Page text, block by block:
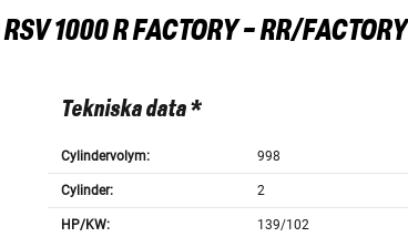
RSV 1000 R FACTORY - RR/FACTORY
Tekniska data *
Cylindervolym: 998
Cylinder: 2
HP/KW: 139/102